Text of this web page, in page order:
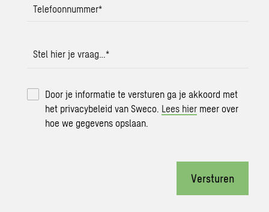
Telefoonnummer*
Stel hier je vraag…*
Door je informatie te versturen ga je akkoord met
het privacybeleid van Sweco. Lees hier meer over
hoe we gegevens opslaan.
Versturen